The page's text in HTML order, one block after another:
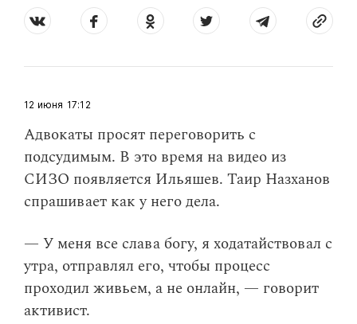
17:12
12 июня
Адвокаты просят переговорить с
подсудимым. В это время на видео из
СИЗО появляется Ильяшев. Таир Назханов
спрашивает как у него дела.
— У меня все слава богу, я ходатайствовал с
утра, отправлял его, чтобы процесс
проходил живьем, а не онлайн, — говорит
активист.